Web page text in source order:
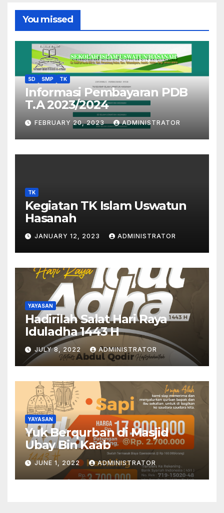
You missed
SD SMP TK
Informasi Pembayaran PDB
T.A 2023/2024
FEBRUARY 20, 2023 ADMINISTRATOR
TK
Kegiatan TK Islam Uswatun
Hasanah
JANUARY 12, 2023 ADMINISTRATOR
YAYASAN
Hadirilah Salat Hari Raya
Iduladha 1443 H
JULY 8, 2022 ADMINISTRATOR
YAYASAN
Yuk Berqurban di Masjid
Ubay Bin Kaab
JUNE 1, 2022 ADMINISTRATOR